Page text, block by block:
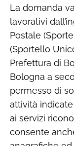
La domanda
lavorativi
Postale
(Sportello
Prefettura di
Bologna a
permesso di
attività
ai servizi
consente